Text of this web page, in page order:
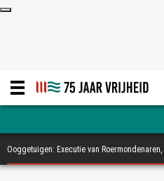
Ooggetuigen: Executie van